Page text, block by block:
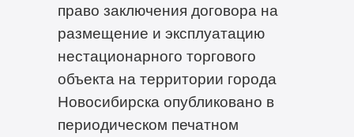
право заключения договора на
размещение и эксплуатацию
нестационарного торгового
объекта на территории города
Новосибирска опубликовано в
периодическом печатном